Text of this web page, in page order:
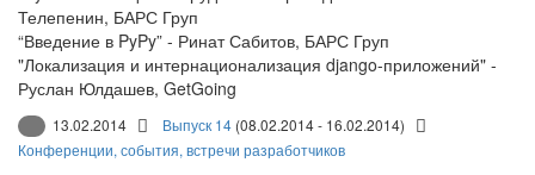
Телепенин, БАРС Груп
“Введение в PyPy” - Ринат Сабитов, БАРС Груп
"Локализация и интернационализация django-приложений" -
Руслан Юлдашев, GetGoing
13.02.2014 Выпуск 14 (08.02.2014 - 16.02.2014)
Конференции, события, встречи разработчиков